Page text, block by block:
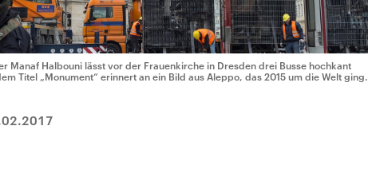
Manaf Halbouni lässt vor der Frauenkirche in Dresden drei Busse hochkant
Titel „Monument“ erinnert an ein Bild aus Aleppo, das 2015 um die Welt ging.